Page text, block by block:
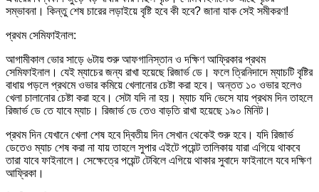
সম্ভাবনা। কিন্তু শেষ চারের লড়াইয়ে বৃষ্টি হবে কী হবে? জানা যাক সেই সমীকরণ!
প্রথম সেমিফাইনাল:
আগামীকাল ভোর সাড়ে ৬টায় শুরু আফগানিস্তান ও দক্ষিণ আফ্রিকার প্রথম
সেমিফাইনাল। যেই ম্যাচের জন্য রাখা হয়েছে রিজার্ভ ডে। ফলে ত্রিনিদাদে ম্যাচটি বৃষ্টির
বাধায় পড়লে প্রথমে ওভার কমিয়ে খেলানোর চেষ্টা করা হবে। অন্তত ১০ ওভার হলেও
খেলা চালানোর চেষ্টা করা হবে। সেটা যদি না হয়। ম্যাচ যদি ভেসে যায় প্রথম দিন তাহলে
রিজার্ভ ডে তে যাবে ম্যাচ। রিজার্ভ ডে তেও বাড়তি রাখা হয়েছে ১৯০ মিনিট।
প্রথম দিন যেখানে খেলা শেষ হবে দ্বিতীয় দিন সেখান থেকেই শুরু হবে। যদি রিজার্ভ
ডেতেও ম্যাচ শেষ করা না যায় তাহলে সুপার এইটে পয়েন্ট তালিকায় যারা এগিয়ে থাকবে
তারা যাবে ফাইনালে। সেক্ষেত্রে পয়েন্ট টেবিলে এগিয়ে থাকার সুবাদে ফাইনালে যবে দক্ষিণ
আফ্রিকা।